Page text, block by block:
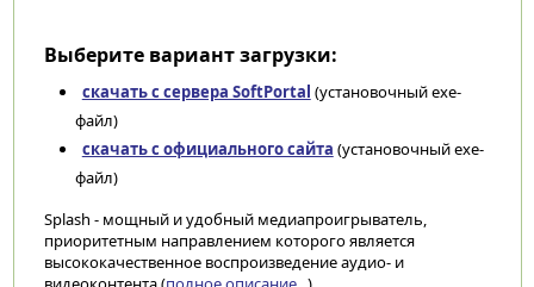
Выберите вариант загрузки:
скачать с сервера SoftPortal (установочный exe-
файл)
скачать с официального сайта (установочный exe-
файл)
Splash - мощный и удобный медиапроигрыватель,
приоритетным направлением которого является
высококачественное воспроизведение аудио- и